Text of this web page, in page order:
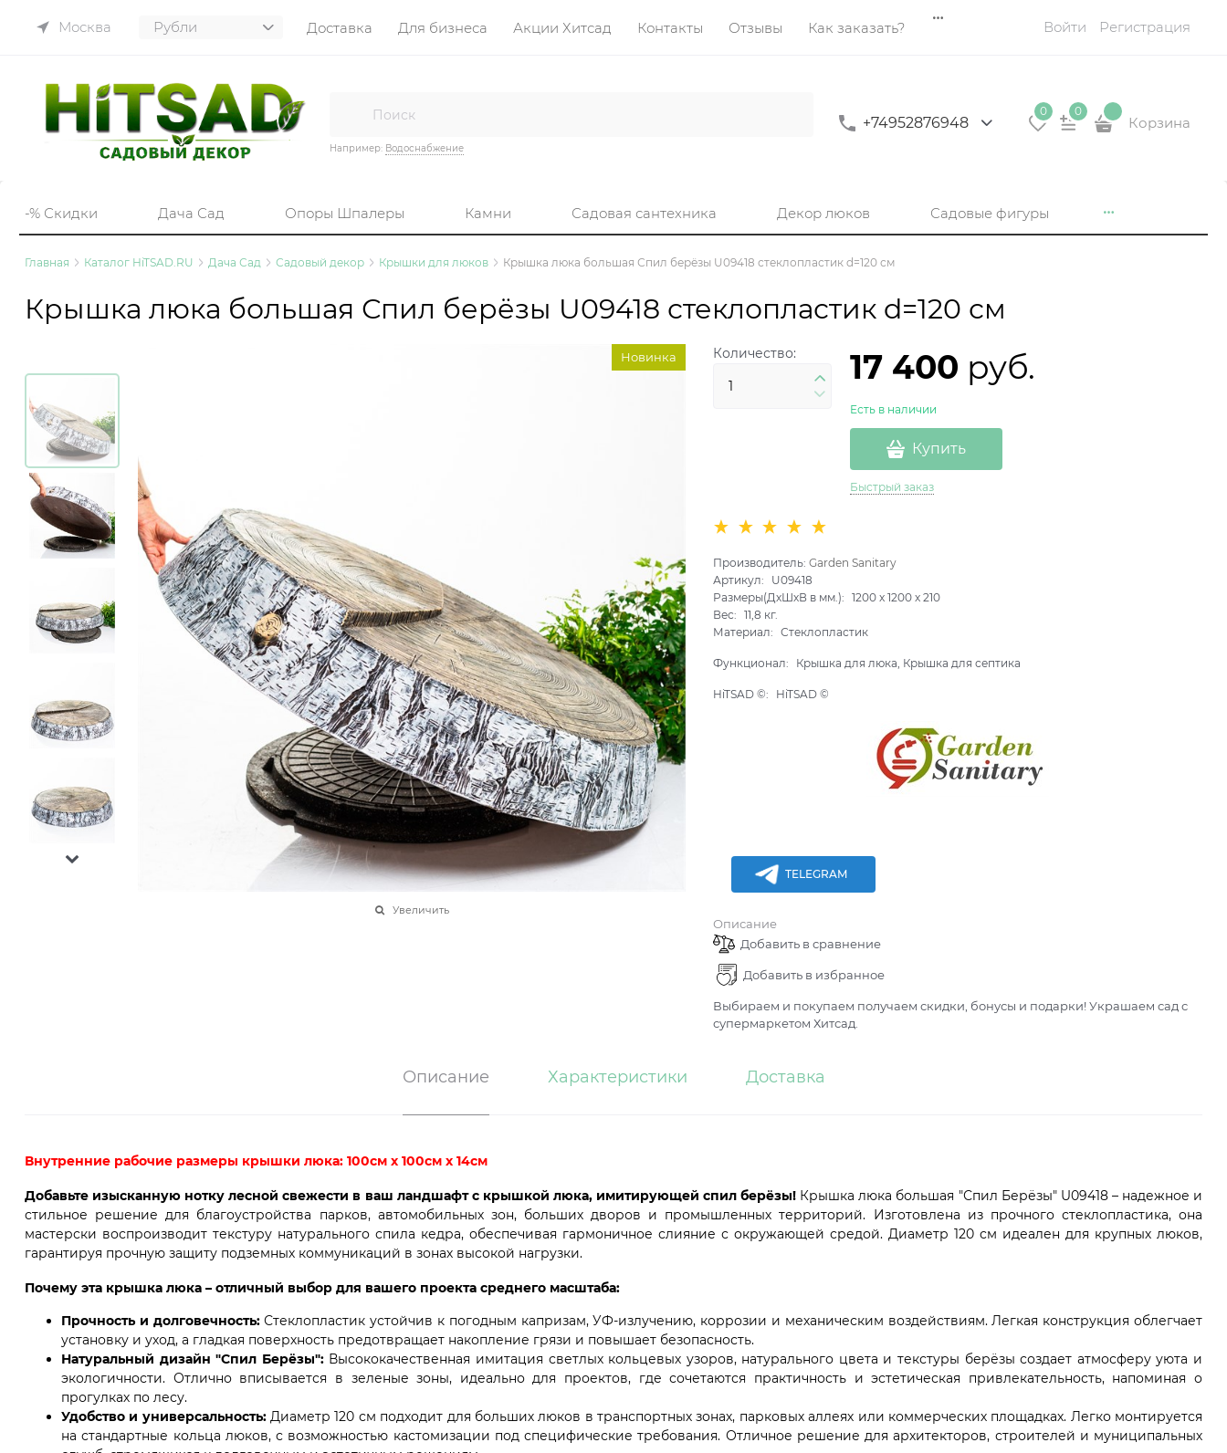
Москва Доставка Для бизнеса Акции Хитсад Контакты Отзывы Как заказать? Войти Регистрация
Например: Водоснабжение
+74952876948
0 0
Корзина
-% Скидки Дача Сад Опоры Шпалеры Камни Садовая сантехника Декор люков Садовые фигуры
Главная Каталог HiTSAD.RU Дача Сад Садовый декор Крышки для люков Крышка люка большая Спил берёзы U09418 стеклопластик d=120 см
Крышка люка большая Спил берёзы U09418 стеклопластик d=120 см
Новинка
Увеличить
Количество: 17 400 руб.
Есть в наличии
Купить
Быстрый заказ
Производитель:Garden Sanitary
Артикул:
U09418
Размеры(ДхШхВ в мм.):
1200 x1200 x210
Вес:
11,8 кг.
Материал:
Стеклопластик
Функционал: Крышка для люка, Крышка для септика
HiTSAD ©: HiTSAD ©
TELEGRAM
Описание
Добавить в сравнение
Добавить в избранное
Выбираем и покупаем получаем скидки, бонусы и подарки! Украшаем сад с
супермаркетом Хитсад.
Описание Характеристики Доставка
Внутренние рабочие размеры крышки люка: 100см х 100см х 14см
Добавьте изысканную нотку лесной свежести в ваш ландшафт с крышкой люка, имитирующей спил берёзы! Крышка люка большая "Спил Берёзы" U09418 – надежное и
стильное решение для благоустройства парков, автомобильных зон, больших дворов и промышленных территорий. Изготовлена из прочного стеклопластика, она
мастерски воспроизводит текстуру натурального спила кедра, обеспечивая гармоничное слияние с окружающей средой. Диаметр 120 см идеален для крупных люков,
гарантируя прочную защиту подземных коммуникаций в зонах высокой нагрузки.
Почему эта крышка люка – отличный выбор для вашего проекта среднего масштаба:
Прочность и долговечность:Стеклопластик устойчив к погодным капризам, УФ-излучению, коррозии и механическим воздействиям. Легкая конструкция облегчает
установку и уход, а гладкая поверхность предотвращает накопление грязи и повышает безопасность.
Натуральный дизайн "Спил Берёзы":Высококачественная имитация светлых кольцевых узоров, натурального цвета и текстуры берёзы создает атмосферу уюта и
экологичности. Отлично вписывается в зеленые зоны, идеально для проектов, где сочетаются практичность и эстетическая привлекательность, напоминая о
прогулках по лесу.
Удобство и универсальность:Диаметр 120 см подходит для больших люков в транспортных зонах, парковых аллеях или коммерческих площадках. Легко монтируется
на стандартные кольца люков, с возможностью кастомизации под специфические требования. Отличное решение для архитекторов, строителей и муниципальных